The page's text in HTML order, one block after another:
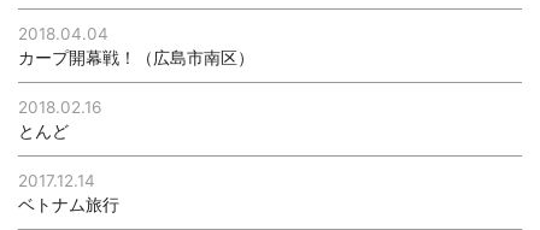
2018.04.04
カープ開幕戦！（広島市南区）
2018.02.16
とんど
2017.12.14
ベトナム旅行